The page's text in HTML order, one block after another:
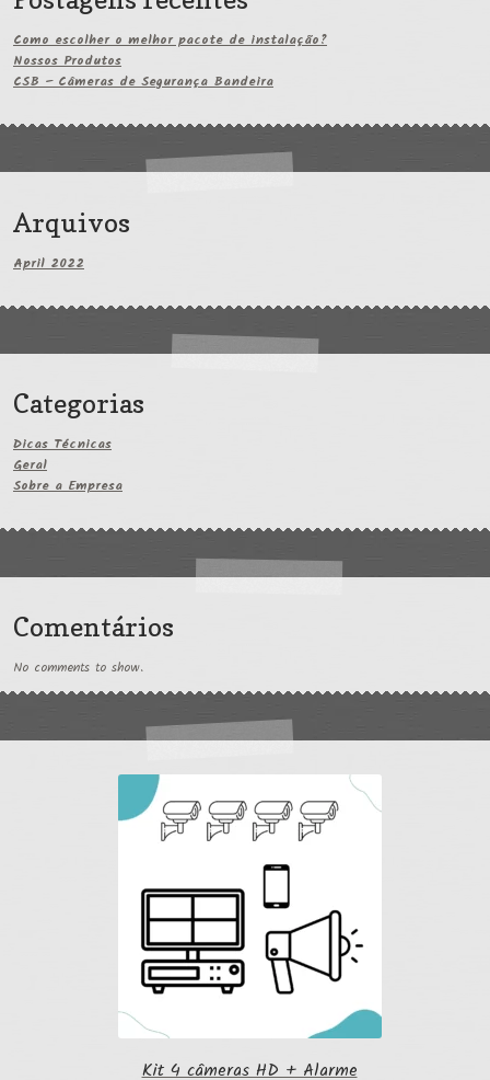
Como escolher o melhor pacote de instalação?
Nossos Produtos
CSB – Câmeras de Segurança Bandeira
Arquivos
April 2022
Categorias
Dicas Técnicas
Geral
Sobre a Empresa
Comentários
No comments to show.
Kit 4 câmeras HD + Alarme